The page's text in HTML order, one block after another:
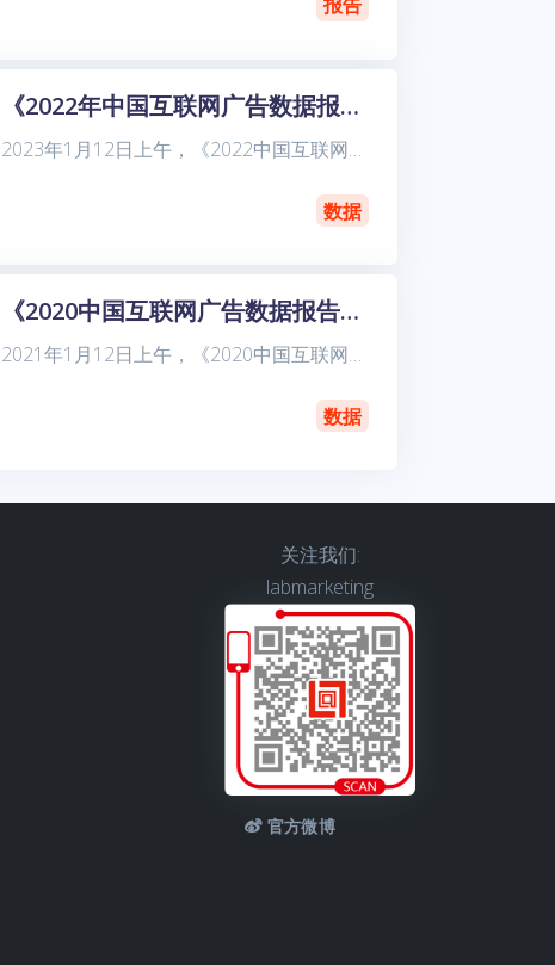
《2022年中国互联网广告数据报告》完整版
2023年1月12日上午，《2022中国互联网广告数据报告》（以下简称“《报告》”）发布会在线上成功举办。发布会由中关村互动营销实验室主办，秒针营销科学院承办。来自互联网业界、学界的诸多专家学者齐
数据
《2020中国互联网广告数据报告》正式发布
2021年1月12日上午，《2020中国互联网广告数据报告》（以下简称“报告”）发布会在北京师范大学京师大厦和腾讯会议、B站直播间同步举行。发布会由中关村互动营销实验室主办，北京师范大学新闻传播学
数据
关注我们:
labmarketing
官方微博